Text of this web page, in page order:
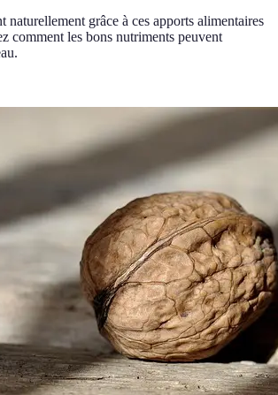
naturellement grâce à ces apports alimentaires
comment les bons nutriments peuvent